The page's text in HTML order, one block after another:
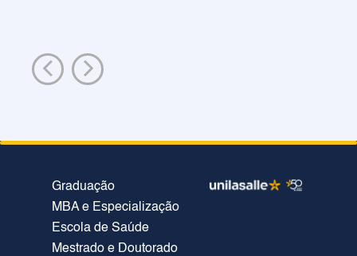
Graduação
MBA e Especialização
Escola de Saúde
Mestrado e Doutorado